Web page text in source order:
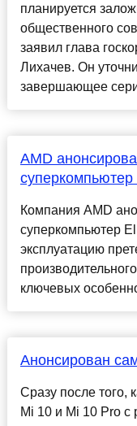
планируется
общественного
заявил глава
Лихачев. Он
завершающее
AMD
Компания AMD
суперкомпьютер
эксплуатацию
ключевых
Анонсирован
Сразу после того,
Mi 10 и Mi 10 Pro с